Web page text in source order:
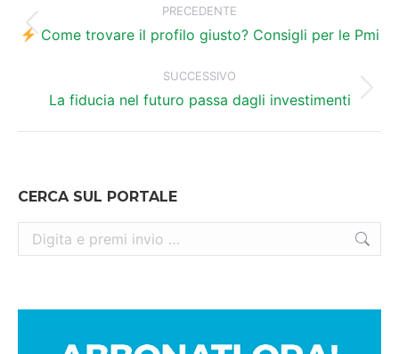
tra
PRECEDENTE
Post
precedente:
Come trovare il profilo giusto? Consigli per le Pmi
SUCCESSIVO
Prossimo
La fiducia nel futuro passa dagli investimenti
CERCA SUL PORTALE
Cerca: